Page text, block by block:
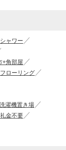
ャワー
+角部屋
ローリング
濯機置き場
金不要